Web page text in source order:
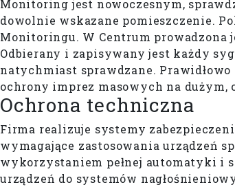
Monitoring jest nowoczesnym,
dowolnie wskazane pomieszczenie.
Monitoringu. W Centrum
Odbierany i zapisywany jest każdy
natychmiast sprawdzane.
ochrony imprez masowych na
Ochrona techniczna
Firma realizuje systemy
wymagające zastosowania urządzeń
wykorzystaniem pełnej automatyki i
urządzeń do systemów